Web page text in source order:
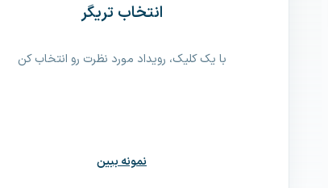
انتخاب تریگر
با یک کلیک، رویداد مورد نظرت رو انتخاب کن
نمونه ببین